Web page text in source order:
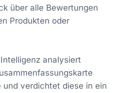
über alle Bewertungen
Produkten oder
analysiert
verdichtet diese in ein